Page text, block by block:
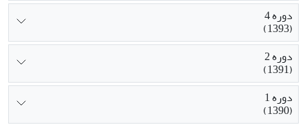
دوره 4
(1393)
دوره 2
(1391)
دوره 1
(1390)